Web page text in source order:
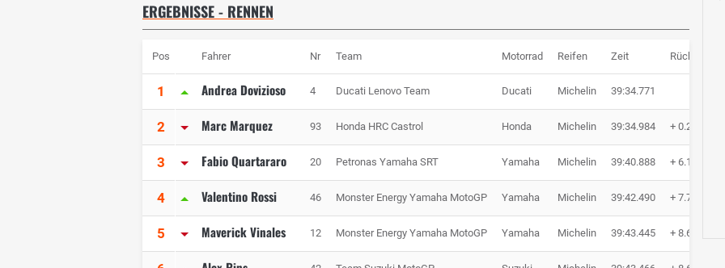
ERGEBNISSE - RENNEN
Pos Fahrer Nr Team Motorrad Reifen Zeit Rückstand
1 Andrea Dovizioso 4 Ducati Lenovo Team Ducati Michelin 39:34.771
2 Marc Marquez 93 Honda HRC Castrol Honda Michelin 39:34.984 + 0.213
3 Fabio Quartararo 20 Petronas Yamaha SRT Yamaha Michelin 39:40.888 + 6.117
4 Valentino Rossi 46 Monster Energy Yamaha MotoGP Yamaha Michelin 39:42.490 + 7.719
5 Maverick Vinales 12 Monster Energy Yamaha MotoGP Yamaha Michelin 39:43.445 + 8.674